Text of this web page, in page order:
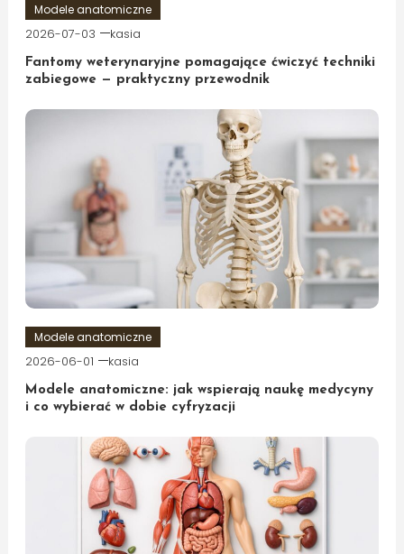
Modele anatomiczne
2026-07-03 kasia
Fantomy weterynaryjne pomagające ćwiczyć techniki
zabiegowe — praktyczny przewodnik
Modele anatomiczne
2026-06-01 kasia
Modele anatomiczne: jak wspierają naukę medycyny
i co wybierać w dobie cyfryzacji